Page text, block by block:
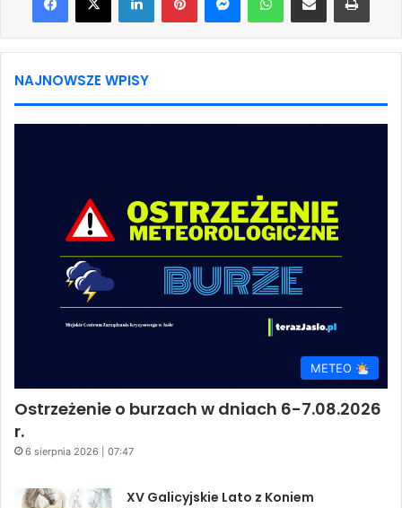
NAJNOWSZE WPISY
METEO
Ostrzeżenie o burzach w dniach 6-7.08.2026
r.
6 sierpnia 2026 | 07:47
XV Galicyjskie Lato z Koniem